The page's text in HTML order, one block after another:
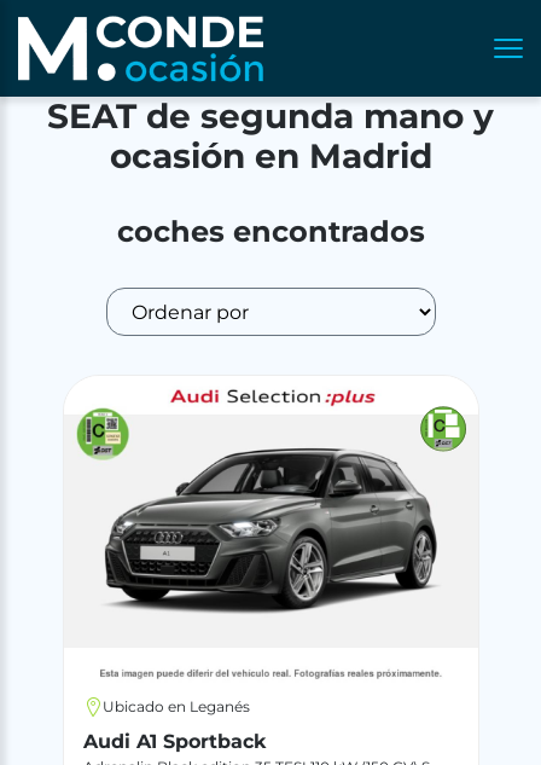
SEAT de segunda mano y
ocasión en Madrid
coches encontrados
Ubicado en Leganés
Audi A1 Sportback